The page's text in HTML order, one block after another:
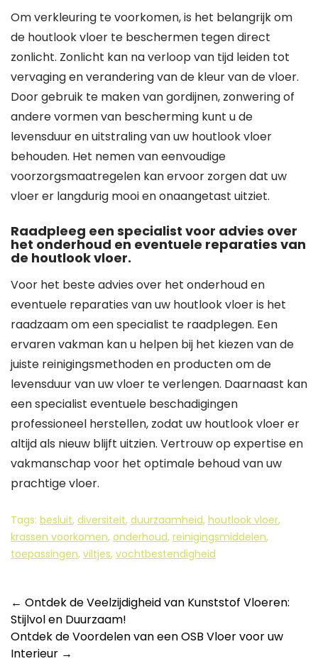
Om verkleuring te voorkomen, is het belangrijk om
de houtlook vloer te beschermen tegen direct
zonlicht. Zonlicht kan na verloop van tijd leiden tot
vervaging en verandering van de kleur van de vloer.
Door gebruik te maken van gordijnen, zonwering of
andere vormen van bescherming kunt u de
levensduur en uitstraling van uw houtlook vloer
behouden. Het nemen van eenvoudige
voorzorgsmaatregelen kan ervoor zorgen dat uw
vloer er langdurig mooi en onaangetast uitziet.
Raadpleeg een specialist voor advies over
het onderhoud en eventuele reparaties van
de houtlook vloer.
Voor het beste advies over het onderhoud en
eventuele reparaties van uw houtlook vloer is het
raadzaam om een specialist te raadplegen. Een
ervaren vakman kan u helpen bij het kiezen van de
juiste reinigingsmethoden en producten om de
levensduur van uw vloer te verlengen. Daarnaast kan
een specialist eventuele beschadigingen
professioneel herstellen, zodat uw houtlook vloer er
altijd als nieuw blijft uitzien. Vertrouw op expertise en
vakmanschap voor het optimale behoud van uw
prachtige vloer.
Tags: besluit, diversiteit, duurzaamheid, houtlook vloer,
krassen voorkomen, onderhoud, reinigingsmiddelen,
toepassingen, viltjes, vochtbestendigheid
Berichtnavigatie
← Ontdek de Veelzijdigheid van Kunststof Vloeren:
Stijlvol en Duurzaam!
Ontdek de Voordelen van een OSB Vloer voor uw
Interieur →